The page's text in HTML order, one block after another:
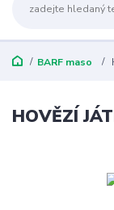
BARF maso
HOVĚZÍ